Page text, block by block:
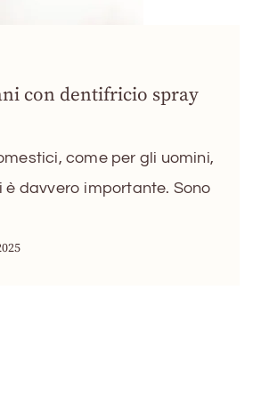
con dentifricio spray
come per gli uomini,
è davvero importante. Sono